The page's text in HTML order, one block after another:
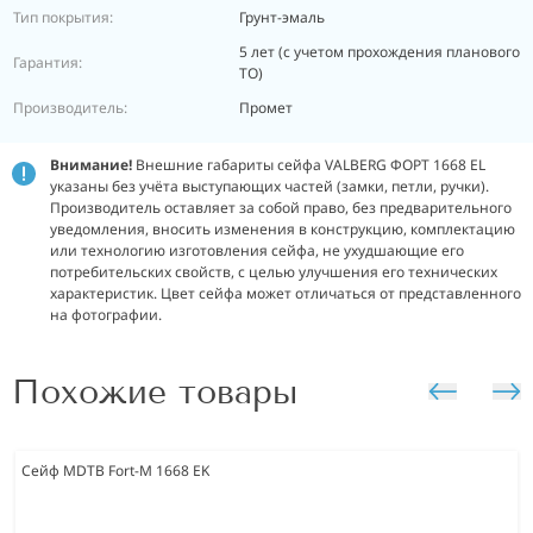
Тип покрытия: Грунт-эмаль
Гарантия:
5 лет (с учетом прохождения планового
ТО)
Производитель:
Промет
Внимание! Внешние габариты сейфа VALBERG ФОРТ 1668 EL
указаны без учёта выступающих частей (замки, петли, ручки).
Производитель оставляет за собой право, без предварительного
уведомления, вносить изменения в конструкцию, комплектацию
или технологию изготовления сейфа, не ухудшающие его
потребительских свойств, с целью улучшения его технических
характеристик. Цвет сейфа может отличаться от представленного
на фотографии.
Похожие товары
Сейф MDTB Fort-M 1668 EK